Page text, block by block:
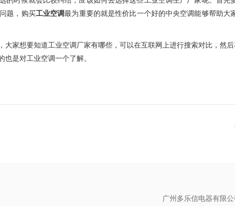
题，购买工业空调最为重要的就是性价比一个好的中央空调能够帮助大
家想要知道工业空调厂家有哪些，可以在互联网上进行搜索对比，然
是对工业空调一个了解。
广州多乐信电器有限公